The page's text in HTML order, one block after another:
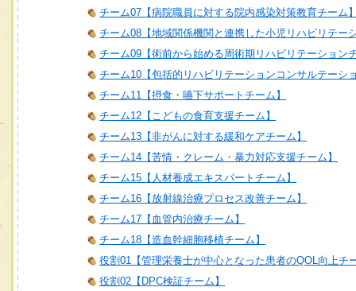
チーム07【病院職員に対する院内感染対策教育チーム
チーム08【地域関係機関と連携した小児リハビリテー
チーム09【術前から始める周術期リハビリテーション
チーム10【包括的リハビリテーションコンサルテーシ
チーム11【摂食・嚥下サポートチーム】
チーム12【こどもの食育支援チーム】
チーム13【非がんに対する緩和ケアチーム】
チーム14【苦情・クレーム・暴力対応支援チーム】
チーム15【人材養成エキスパートチーム】
チーム16【放射線治療プロセス改善チーム】
チーム17【血管内治療チーム】
チーム18【造血幹細胞移植チーム】
役割01【管理栄養士が中心となった患者のQOL向上チ
役割02【DPC検証チーム】